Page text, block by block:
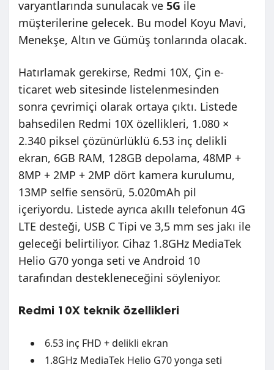
varyantlarında sunulacak ve 5G ile
müşterilerine gelecek. Bu model Koyu Mavi,
Menekşe, Altın ve Gümüş tonlarında olacak.
Hatırlamak gerekirse, Redmi 10X, Çin e-
ticaret web sitesinde listelenmesinden
sonra çevrimiçi olarak ortaya çıktı. Listede
bahsedilen Redmi 10X özellikleri, 1.080 ×
2.340 piksel çözünürlüklü 6.53 inç delikli
ekran, 6GB RAM, 128GB depolama, 48MP +
8MP + 2MP + 2MP dört kamera kurulumu,
13MP selfie sensörü, 5.020mAh pil
içeriyordu. Listede ayrıca akıllı telefonun 4G
LTE desteği, USB C Tipi ve 3,5 mm ses jakı ile
geleceği belirtiliyor. Cihaz 1.8GHz MediaTek
Helio G70 yonga seti ve Android 10
tarafından destekleneceğini söyleniyor.
Redmi 10X teknik özellikleri
6.53 inç FHD + delikli ekran
1.8GHz MediaTek Helio G70 yonga seti